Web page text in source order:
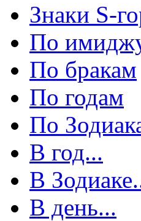
Знаки S-
По
По бракам
По годам
По
В год...
В
В день...